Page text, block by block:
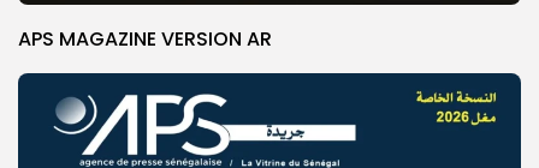
APS MAGAZINE VERSION AR